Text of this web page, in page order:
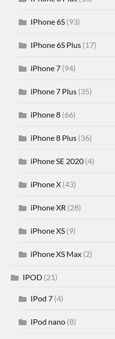
IPhone 6S (93)
IPhone 6S Plus (17)
iPhone 7 (94)
iPhone 7 Plus (35)
iPhone 8 (66)
iPhone 8 Plus (36)
iPhone SE 2020 (4)
iPhone X (43)
iPhone XR (28)
iPhone XS (9)
iPhone XS Max (2)
IPOD (21)
IPod 7 (4)
IPod nano (8)